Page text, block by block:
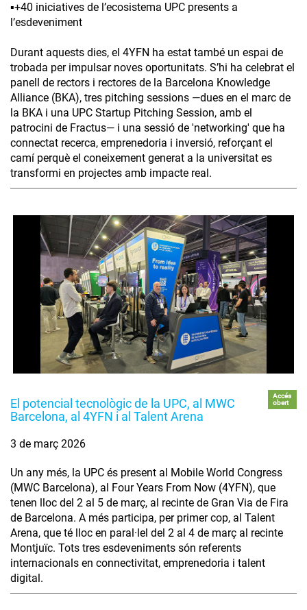
▪️+40 iniciatives de l’ecosistema UPC presents a
l’esdeveniment
Durant aquests dies, el 4YFN ha estat també un espai de
trobada per impulsar noves oportunitats. S’hi ha celebrat el
panell de rectors i rectores de la Barcelona Knowledge
Alliance (BKA), tres pitching sessions —dues en el marc de
la BKA i una UPC Startup Pitching Session, amb el
patrocini de Fractus— i una sessió de 'networking' que ha
connectat recerca, emprenedoria i inversió, reforçant el
camí perquè el coneixement generat a la universitat es
transformi en projectes amb impacte real.
El potencial tecnològic de la UPC, al MWC
Barcelona, al 4YFN i al Talent Arena
Accés
obert
3 de març 2026
Un any més, la UPC és present al Mobile World Congress
(MWC Barcelona), al Four Years From Now (4YFN), que
tenen lloc del 2 al 5 de març, al recinte de Gran Via de Fira
de Barcelona. A més participa, per primer cop, al Talent
Arena, que té lloc en paral·lel del 2 al 4 de març al recinte
Montjuïc. Tots tres esdeveniments són referents
internacionals en connectivitat, emprenedoria i talent
digital.